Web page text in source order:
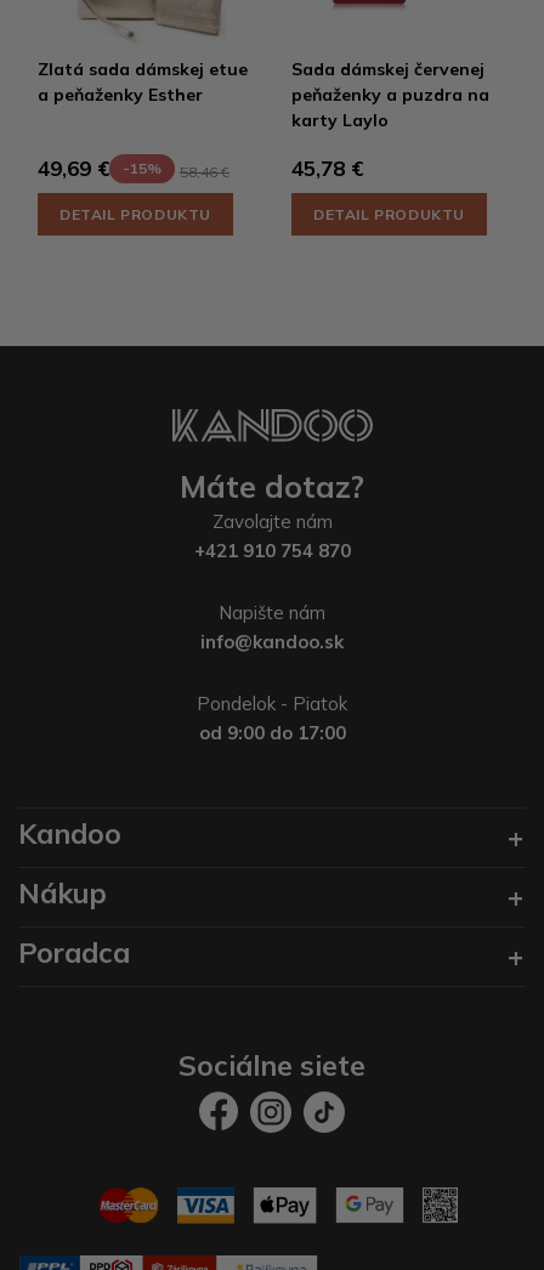
Zlatá sada dámskej etue
a peňaženky Esther
49,69 € -15% 58,46 €
DETAIL PRODUKTU
Sada dámskej červenej
peňaženky a puzdra na
karty Laylo
45,78 €
DETAIL PRODUKTU
Máte dotaz?
Zavolajte nám
+421 910 754 870
Napište nám
info@kandoo.sk
Pondelok - Piatok
od 9:00 do 17:00
Kandoo
Nákup
Poradca
Sociálne siete